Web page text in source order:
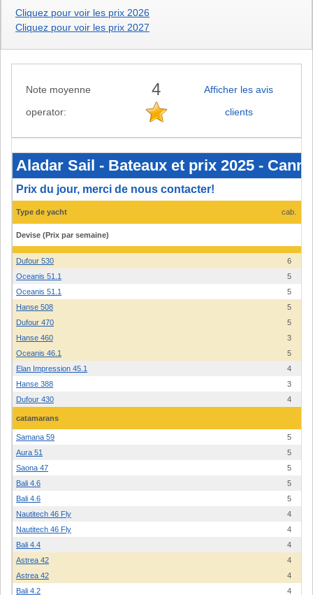
Cliquez pour voir les prix 2026
Cliquez pour voir les prix 2027
Note moyenne
operator:
4
Afficher les avis
clients
Sail
Bateaux
et
prix
Cannigione
(Sardaigne)
Aladar Sail - Bateaux et prix 2025 -
Prix du jour, merci de nous contacter!
Type de yacht cab.
Devise (Prix par semaine)
Dufour 530
6
Oceanis 51.1
5
Oceanis 51.1
5
Hanse 508
5
Dufour 470
5
Hanse 460
3
Oceanis 46.1
5
Elan Impression 45.1
4
Hanse 388
3
Dufour 430
4
catamarans
Samana 59
5
Aura 51
5
Saona 47
5
Bali 4.6
5
Bali 4.6
5
Nautitech 46 Fly
4
Nautitech 46 Fly
4
Bali 4.4
4
Astrea 42
4
Astrea 42
4
Bali 4.2
4